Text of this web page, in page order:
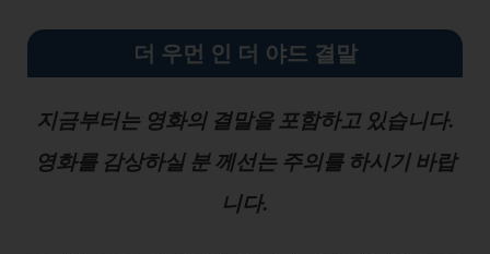
더 우먼 인 더 야드 결말
지금부터는 영화의 결말을 포함하고 있습니다.
영화를 감상하실 분 께선는 주의를 하시기 바랍
니다.